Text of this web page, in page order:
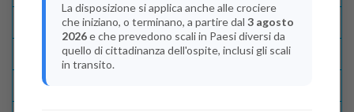
Condizioni
Recensioni
La disposizione si applica anche alle crociere
che iniziano, o terminano, a partire dal 3 agosto
2026e che prevedono scali in Paesi diversi da
quello di cittadinanza dell'ospite, inclusi gli scali
in transito.